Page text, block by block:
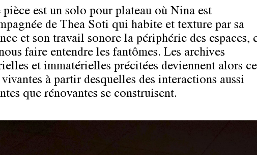
pièce est un solo pour plateau où Nina est
de Thea Soti qui habite et texture par sa
et son travail sonore la périphérie des espaces,
faire entendre les fantômes. Les archives
et immatérielles précitées deviennent alors
vivantes à partir desquelles des interactions aussi
que rénovantes se construisent.